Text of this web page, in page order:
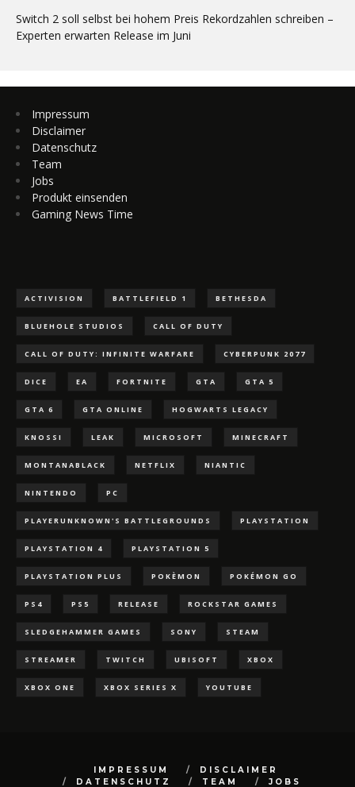
Switch 2 soll selbst bei hohem Preis Rekordzahlen schreiben –
Experten erwarten Release im Juni
Impressum
Disclaimer
Datenschutz
Team
Jobs
Produkt einsenden
Gaming News Time
ACTIVISION BATTLEFIELD 1 BETHESDA
BLUEHOLE STUDIOS CALL OF DUTY
CALL OF DUTY: INFINITE WARFARE CYBERPUNK 2077
DICE EA FORTNITE GTA GTA 5
GTA 6 GTA ONLINE HOGWARTS LEGACY
KNOSSI LEAK MICROSOFT MINECRAFT
MONTANABLACK NETFLIX NIANTIC
NINTENDO PC
PLAYERUNKNOWN'S BATTLEGROUNDS PLAYSTATION
PLAYSTATION 4 PLAYSTATION 5
PLAYSTATION PLUS POKÈMON POKÉMON GO
PS4 PS5 RELEASE ROCKSTAR GAMES
SLEDGEHAMMER GAMES SONY STEAM
STREAMER TWITCH UBISOFT XBOX
XBOX ONE XBOX SERIES X YOUTUBE
IMPRESSUM
DISCLAIMER
DATENSCHUTZ
TEAM JOBS